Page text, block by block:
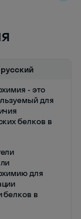
- это
для
белков в
для
белков в